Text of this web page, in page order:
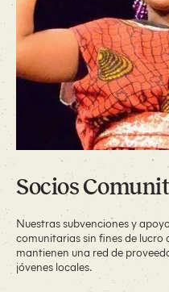
Socios
Nuestras subvenciones y
comunitarias sin fines de
mantienen una red de
jóvenes locales.